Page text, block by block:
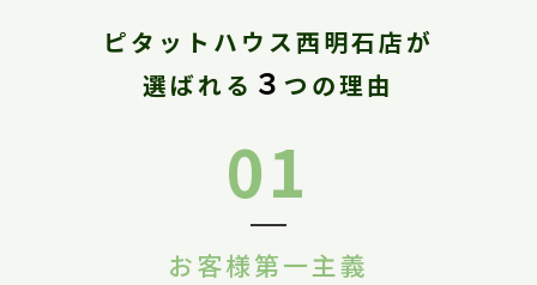
ピタットハウス西明石店が
選ばれる ３ つの理由
01
お客様第一主義